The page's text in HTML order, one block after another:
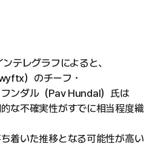
テレグラフによると、
）のチーフ・
ンダル（Pav Hundal）氏は
的な不確実性がすでに相当程度織
ち着いた推移となる可能性が高い